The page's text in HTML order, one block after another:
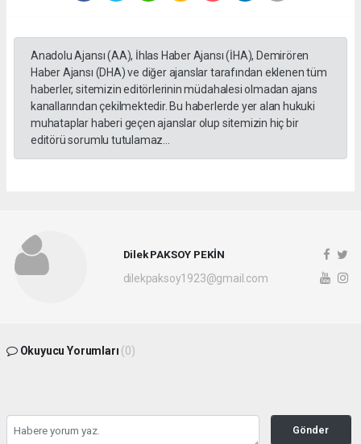
Anadolu Ajansı (AA), İhlas Haber Ajansı (İHA), Demirören
Haber Ajansı (DHA) ve diğer ajanslar tarafından eklenen tüm
haberler, sitemizin editörlerinin müdahalesi olmadan ajans
kanallarından çekilmektedir. Bu haberlerde yer alan hukuki
muhataplar haberi geçen ajanslar olup sitemizin hiç bir
editörü sorumlu tutulamaz...
Dilek PAKSOY PEKİN
dilekpaksoy1923@gmail.com
Okuyucu Yorumları (0)
Gönder